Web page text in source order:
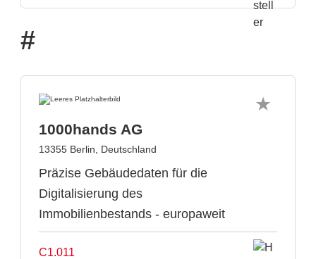
#
1000hands AG
13355 Berlin, Deutschland
Präzise Gebäudedaten für die
Digitalisierung des
Immobilienbestands - europaweit
C1.011